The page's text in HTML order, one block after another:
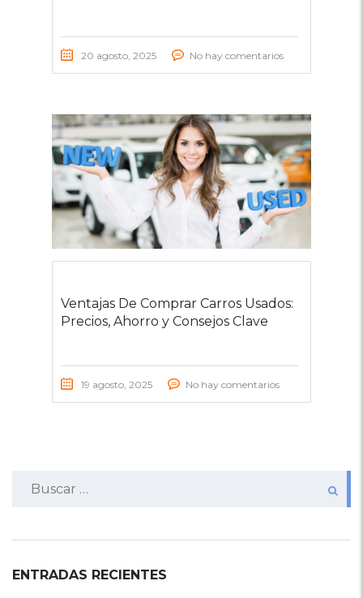
20 agosto, 2025 No hay comentarios
Ventajas De Comprar Carros Usados:
Precios, Ahorro y Consejos Clave
19 agosto, 2025 No hay comentarios
ENTRADAS RECIENTES